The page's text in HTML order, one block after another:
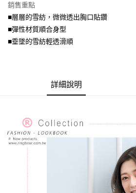
1.分期款項不併入電信帳單，「大哥付你分期」
醒簡訊。
帳／街口支付／iPASS MONEY」等通路繳費。
2.基於同意付款使用「大哥付你分期」之契約關
資料（包含姓名、電話或地址）提供予台灣大
【「AFTEE先享後付」結帳流程】
１．於結帳方式選擇「AFTEE先享後付」後，將
結帳頁面，進行簡訊認證並確認金額後，即可完
３．收到繳費通知簡訊後14天內，點擊此簡訊中
後付繳納相關費用。
※ 交易是否成功請以「AFTEE先享後付 」之結
是否繳費成功／繳費後需取消欲退款等相關疑
【注意事項】
１．透過由恩沛科技股份有限公司提供之「
易，需依本服務之必要範圍內提供個人資料，並
權轉讓予恩沛科技股份有限公司。
２．關於個人資料處理事宜，請瀏覽以下網址：
https://aftee.tw/terms/#terms3
３．未成年的使用者請事先徵得法定代理人或監
「AFTEE先享後付」，若未經同意申辦者引起
每筆NT$70，滿NT$699(含以上)免運費
付款後全家取貨
每筆NT$70，滿NT$699(含以上)免運費
付款後7-11取貨
每筆NT$100，滿NT$1,000(含以上)免運費
銷售重點
■層層的雪紡，微微透出胸口貼鑽
■彈性材質順合身型
■垂墜的雪紡輕透滑順
詳細說明